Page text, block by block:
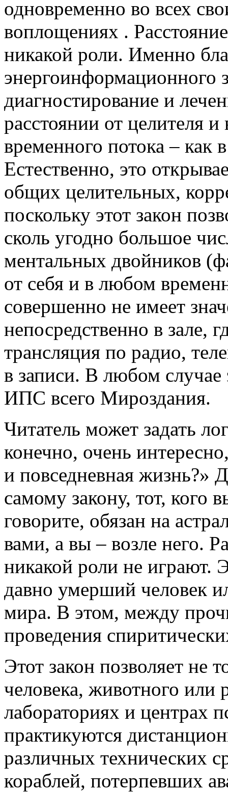
одновременно во всех
воплощениях .
никакой роли. Именно
энергоинформационного
диагностирование и
расстоянии от целителя
временного потока –
Естественно, это
общих целительных,
поскольку этот закон
сколь угодно большое
ментальных двойников
от себя и в любом
совершенно не имеет
непосредственно в зале,
трансляция по радио,
в записи. В любом случае
ИПС всего Мироздания.
Читатель может задать
конечно, очень
и повседневная жизнь?»
самому закону, тот, кого
говорите, обязан на
вами, а вы – возле него.
никакой роли не
давно умерший человек
мира. В этом, между
проведения
Этот закон позволяет не
человека, животного или
лабораториях и центрах
практикуются
различных технических
кораблей, потерпевших